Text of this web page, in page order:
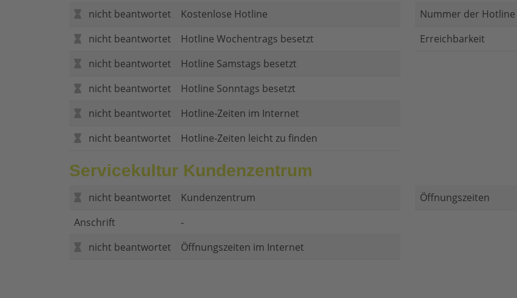
nicht beantwortet
Kostenlose Hotline
nicht beantwortet
Hotline Wochentrags besetzt
nicht beantwortet
Hotline Samstags besetzt
nicht beantwortet
Hotline Sonntags besetzt
nicht beantwortet
Hotline-Zeiten im Internet
nicht beantwortet
Hotline-Zeiten leicht zu finden
Nummer der Hotline
Erreichbarkeit
Servicekultur Kundenzentrum
nicht beantwortet
Kundenzentrum
Anschrift
-
nicht beantwortet
Öffnungszeiten im Internet
Öffnungszeiten